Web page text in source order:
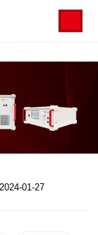
01-27